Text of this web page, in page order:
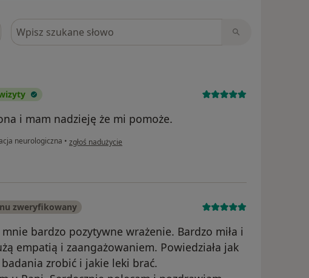
Szukaj w opiniach
i mam nadzieję że mi pomoże.
neurologiczna • w opinii użytkownika Danuta
zgłoś nadużycie
zweryfikowany
bardzo pozytywne wrażenie. Bardzo miła i
empatią i zaangażowaniem. Powiedziała jak
zrobić i jakie leki brać.